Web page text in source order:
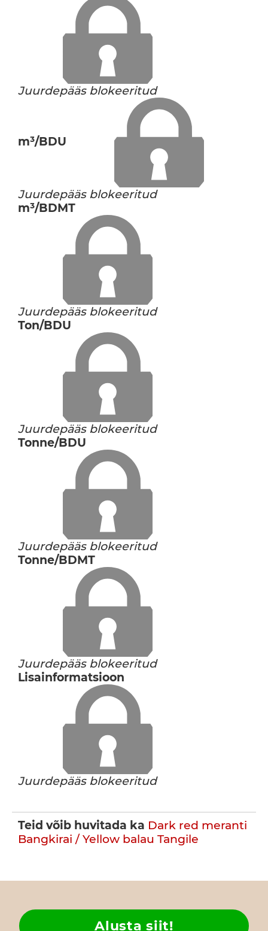
Juurdepääs blokeeritud
m³/BDU
Juurdepääs blokeeritud
m³/BDMT
Juurdepääs blokeeritud
Ton/BDU
Juurdepääs blokeeritud
Tonne/BDU
Juurdepääs blokeeritud
Tonne/BDMT
Juurdepääs blokeeritud
Lisainformatsioon
Juurdepääs blokeeritud
Teid võib huvitada ka Dark red meranti
Bangkirai / Yellow balau Tangile
Alusta siit!